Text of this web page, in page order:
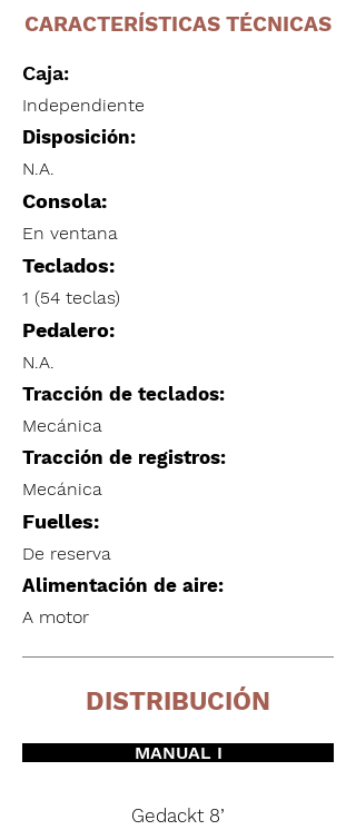
CARACTERÍSTICAS TÉCNICAS
Caja:
Independiente
Disposición:
N.A.
Consola:
En ventana
Teclados:
1 (54 teclas)
Pedalero:
N.A.
Tracción de teclados:
Mecánica
Tracción de registros:
Mecánica
Fuelles:
De reserva
Alimentación de aire:
A motor
DISTRIBUCIÓN
MANUAL I
Gedackt 8’